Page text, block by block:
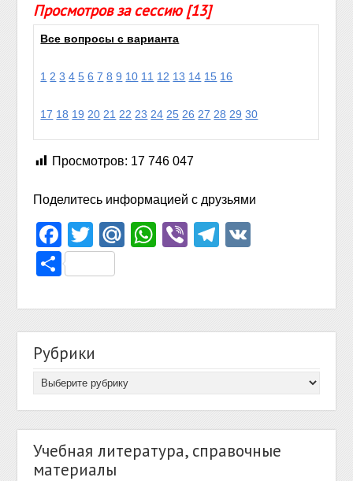
Просмотров за сессию [13]
Все вопросы с варианта
1 2 3 4 5 6 7 8 9 10 11 12 13 14 15 16
17 18 19 20 21 22 23 24 25 26 27 28 29 30
Просмотров: 17 746 047
Поделитесь информацией с друзьями
Facebook
TwitterMail.Ru
WhatsApp
ViberTelegram
Отправить
Рубрики
Учебная литература, справочные
материалы